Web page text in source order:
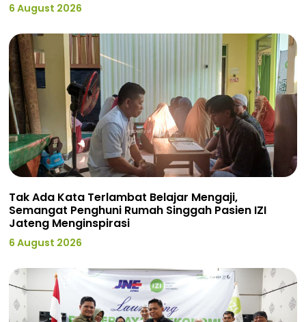
6 August 2026
Tak Ada Kata Terlambat Belajar Mengaji,
Semangat Penghuni Rumah Singgah Pasien IZI
Jateng Menginspirasi
6 August 2026